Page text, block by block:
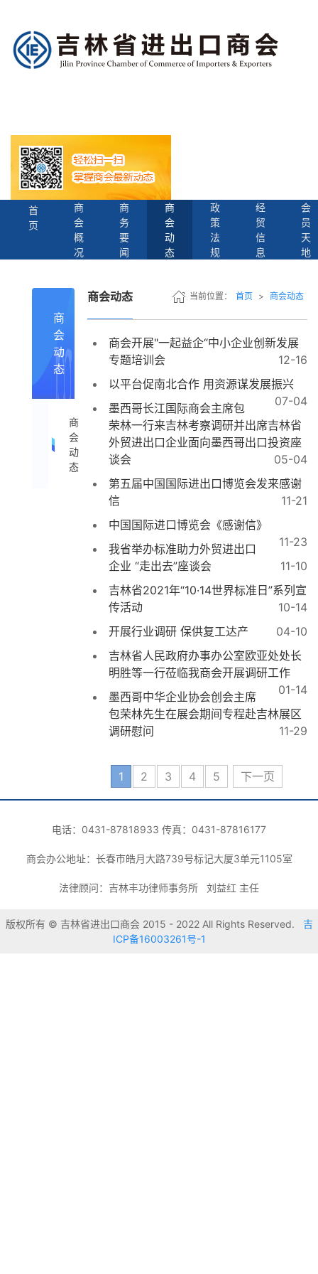
首
页
商
会
概
况
商
务
要
闻
商
会
动
态
政
策
法
规
经
贸
信
息
会
员
天
地
商
会
动
态
商
会
动
态
商会动态 当前位置： 首页 > 商会动态
商会开展"一起益企“中小企业创新发展
专题培训会
12-16
以平台促南北合作 用资源谋发展振兴
07-04
墨西哥长江国际商会主席包
荣林一行来吉林考察调研并出席吉林省
外贸进出口企业面向墨西哥出口投资座
谈会
05-04
第五届中国国际进出口博览会发来感谢
信
11-21
中国国际进口博览会《感谢信》
11-23
我省举办标准助力外贸进出口
企业 “走出去”座谈会
11-10
吉林省2021年“10·14世界标准日”系列宣
传活动
10-14
开展行业调研 保供复工达产
04-10
吉林省人民政府办事办公室欧亚处处长
明胜等一行莅临我商会开展调研工作
01-14
墨西哥中华企业协会创会主席
包荣林先生在展会期间专程赴吉林展区
调研慰问
11-29
1 2 3 4 5 下一页
电话：0431-87818933 传真：0431-87816177
商会办公地址：长春市皓月大路739号标记大厦3单元1105室
法律顾问：吉林丰功律师事务所 刘益红 主任
版权所有 © 吉林省进出口商会 2015 - 2022 All Rights Reserved. 吉
ICP备16003261号-1